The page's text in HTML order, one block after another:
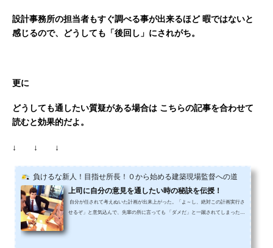
設計事務所の担当者もすぐ調べる事が出来るほど 暇ではないと
感じるので、どうしても「後回し」にされがち。
更に
どうしても通したい質疑がある場合は こちらの記事を合わせて
読むと効果的だよ。
↓ ↓ ↓
負けるな新人！目指せ所長！０から始める建築現場監督への道
上司に自分の意見を通したい時の秘訣を伝授！
自分が任されて考えぬいた計画が出来上がった。「よ～し、絶対この計画実行さ
せるぞ」と意気込んで、先輩の所に言っても 「ダメだ」と一蹴されてしまったこ